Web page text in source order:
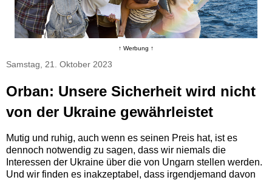
↑ Werbung ↑
Samstag, 21. Oktober 2023
Orban: Unsere Sicherheit wird nicht
von der Ukraine gewährleistet
Mutig und ruhig, auch wenn es seinen Preis hat, ist es
dennoch notwendig zu sagen, dass wir niemals die
Interessen der Ukraine über die von Ungarn stellen werden.
Und wir finden es inakzeptabel, dass irgendjemand davon